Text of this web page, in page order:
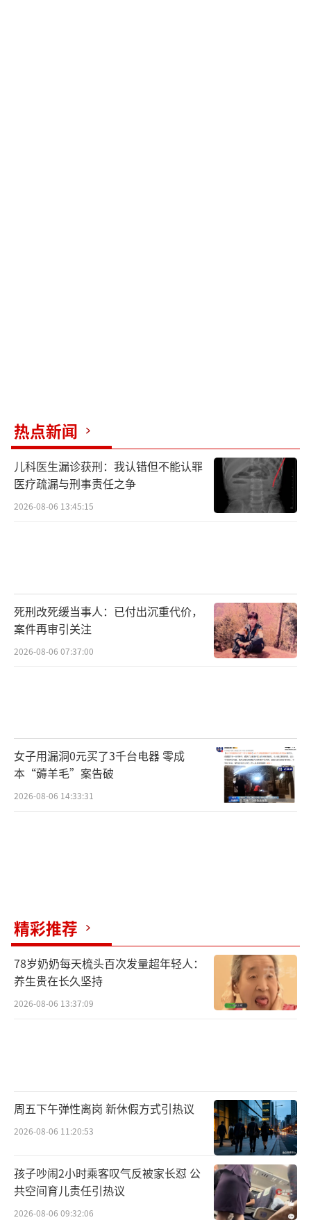
热点新闻
儿科医生漏诊获刑：我认错但不能认罪
医疗疏漏与刑事责任之争
2026-08-06 13:45:15
死刑改死缓当事人：已付出沉重代价，
案件再审引关注
2026-08-06 07:37:00
女子用漏洞0元买了3千台电器 零成
本“薅羊毛”案告破
2026-08-06 14:33:31
精彩推荐
78岁奶奶每天梳头百次发量超年轻人：
养生贵在长久坚持
2026-08-06 13:37:09
周五下午弹性离岗 新休假方式引热议
2026-08-06 11:20:53
孩子吵闹2小时乘客叹气反被家长怼 公
共空间育儿责任引热议
2026-08-06 09:32:06